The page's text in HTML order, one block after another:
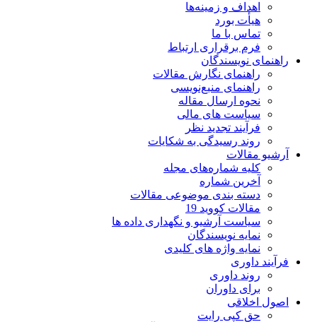
اهداف و زمینه‌ها
هیأت بورد
تماس با ما
فرم برقراری ارتباط
راهنمای نویسندگان
راهنمای نگارش مقالات
راهنمای منبع‌نویسی
نحوه ارسال مقاله
سیاست های مالی
فرآیند تجدید نظر
روند رسیدگی به شکایات
آرشیو مقالات
کلیه شماره‌های مجله
آخرین شماره
دسته بندی موضوعی مقالات
مقالات کووید 19
سیاست آرشیو و نگهداری داده ها
نمایه نویسندگان
نمایه واژه های کلیدی
فرآیند داوری
روند داوری
برای داوران
اصول اخلاقی
حق کپی رایت